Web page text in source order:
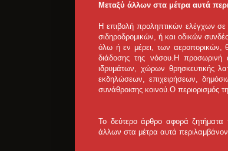
Μεταξύ άλλων στα μέτρα αυτά
Η επιβολή προληπτικών ελέγχων
σιδηροδρομικών, ή και οδικών
όλω ή εν μέρει, των αεροπορικών,
διάδοσης της νόσου.Η προσωρινή
ιδρυμάτων, χώρων θρησκευτικής
εκδηλώσεων, επιχειρήσεων,
συνάθροισης κοινού.Ο περιορισμός
Το δεύτερο άρθρο αφορά ζητήματα
άλλων στα μέτρα αυτά